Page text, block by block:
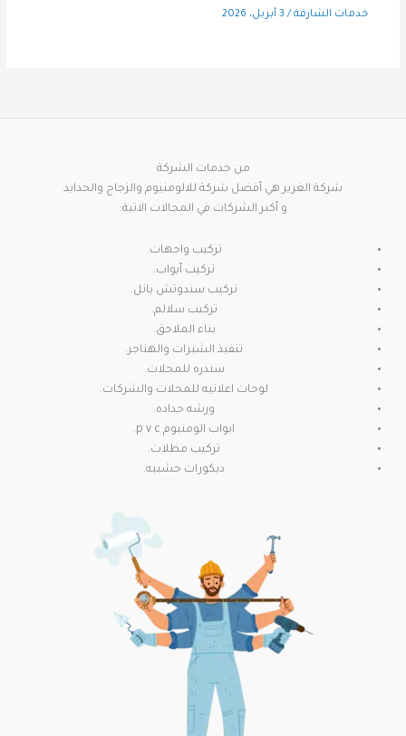
خدمات الشارقة/ 3 أبريل، 2026
من خدمات الشركة
شركة الغرير هي أفضل شركة للالومنيوم والزجاج والحدايد
و أكبر الشركات في المجالات الاتية:
تركيب واجهات.
تركيب أبواب.
تركيب سندوتش بانل.
تركيب سلالم.
بناء الملاحق.
تنفيذ الشبرات والهناجر.
سندره للمحلات.
لوحات اعلانيه للمحلات والشركات.
ورشه حداده.
ابواب الومنيوم p v c.
تركيب مظلات.
ديكورات خشبيه.